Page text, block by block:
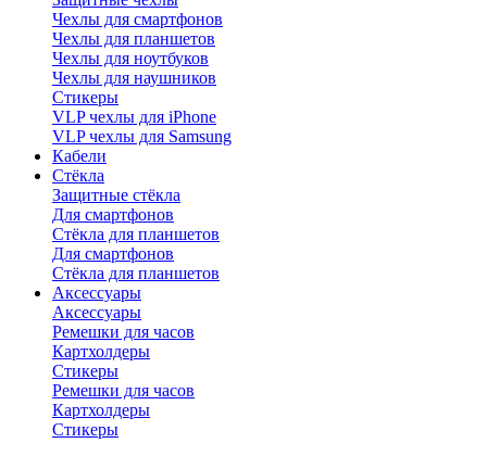
Чехлы для смартфонов
Чехлы для планшетов
Чехлы для ноутбуков
Чехлы для наушников
Стикеры
VLP чехлы для iPhone
VLP чехлы для Samsung
Кабели
Стёкла
Защитные стёкла
Для смартфонов
Стёкла для планшетов
Для смартфонов
Стёкла для планшетов
Аксессуары
Аксессуары
Ремешки для часов
Картхолдеры
Стикеры
Ремешки для часов
Картхолдеры
Стикеры